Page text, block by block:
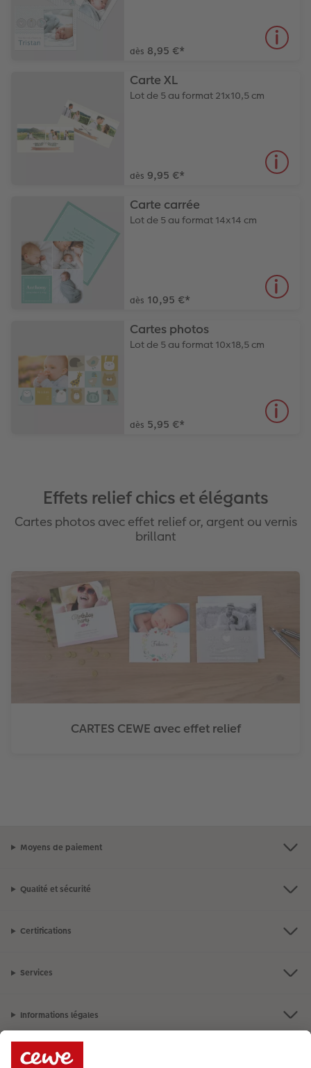
dès 8,95 €*
Carte XL
Lot de 5 au format 21x10,5 cm
dès 9,95 €*
Carte carrée
Lot de 5 au format 14x14 cm
dès 10,95 €*
Cartes photos
Lot de 5 au format 10x18,5 cm
dès 5,95 €*
Effets relief chics et élégants
Cartes photos avec effet relief or, argent ou vernis
brillant
CARTES CEWE avec effet relief
Moyens de paiement
Qualité et sécurité
Certifications
Services
Informations légales
Assortiment